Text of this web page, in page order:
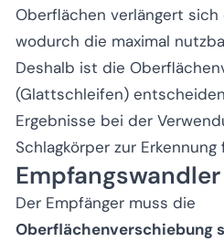
Oberflächen verlängert
wodurch die maximal
Deshalb ist die
(Glattschleifen)
Ergebnisse bei der
Schlagkörper zur
Empfangswandler
Der Empfänger muss die
Oberflächenverschiebung